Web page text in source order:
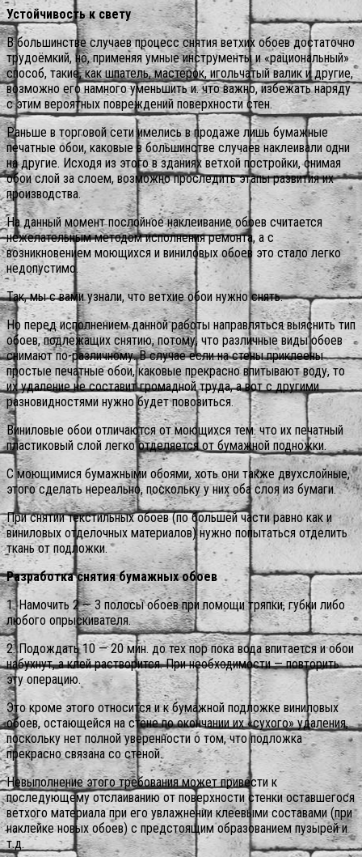
Устойчивость к свету
В большинстве случаев процесс снятия ветхих обоев достаточно
трудоёмкий, но, применяя умные инструменты и «рациональный»
способ, такие, как шпатель, мастерок, игольчатый валик и другие,
возможно его намного уменьшить и. что важно, избежать наряду
с этим вероятных повреждений поверхности стен.
Раньше в торговой сети имелись в продаже лишь бумажные
печатные обои, каковые в большинстве случаев наклеивали одни
на другие. Исходя из этого в зданиях ветхой постройки, снимая
обои слой за слоем, возможно проследить этапы развития их
производства.
На данный момент послойное наклеивание обоев считается
нежелательным методом исполнения ремонта, а с
возникновением моющихся и виниловых обоев это стало легко
недопустимо.
Так, мы с вами узнали, что ветхие обои нужно снять.
Но перед исполнением данной работы направляться выяснить тип
обоев, подлежащих снятию, потому, что различные виды обоев
снимают по-различному. В случае если на стены приклеены
простые печатные обои, каковые прекрасно впитывают воду, то
их удаление не составит громадной труда, а вот с другими
разновидностями нужно будет повозиться.
Виниловые обои отличаются от моющихся тем. что их печатный
пластиковый слой легко отделяется от бумажной подножки.
С моющимися бумажными обоями, хоть они также двухслойные,
этого сделать нереально, поскольку у них оба слоя из бумаги.
При снятии текстильных обоев (по большей части равно как и
виниловых отделочных материалов) нужно попытаться отделить
ткань от подложки.
Разработка снятия бумажных обоев
1. Намочить 2 — 3 полосы обоев при помощи тряпки, губки либо
любого опрыскивателя.
2. Подождать 10 — 20 мин. до тех пор пока вода впитается и обои
набухнут, а клей растворится. При необходимости — повторить
эту операцию.
Это кроме этого относится и к бумажной подложке виниловых
обоев, остающейся на стене по окончании их «сухого» удаления,
поскольку нет полной уверенности о том, что подложка
прекрасно связана со стеной.
Невыполнение этого требования может привести к
последующему отслаиванию от поверхности стенки оставшегося
ветхого материала при его увлажнении клеевыми составами (при
наклейке новых обоев) с предстоящим образованием пузырей и
т.д.